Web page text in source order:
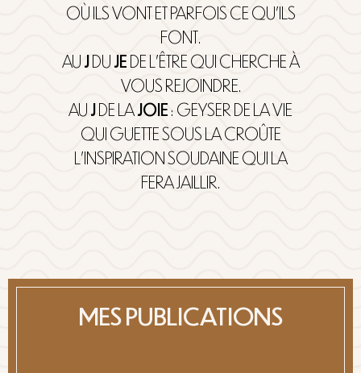
OÙ ILS VONT ET PARFOIS CE QU’ILS
FONT.
AU JDU JE DE L’ÊTRE QUI CHERCHE À
VOUS REJOINDRE.
AU JDE LAJOIE : GEYSER DE LA VIE
QUI GUETTE SOUS LA CROÛTE
L’INSPIRATION SOUDAINE QUI LA
FERA JAILLIR.
MES PUBLICATIONS